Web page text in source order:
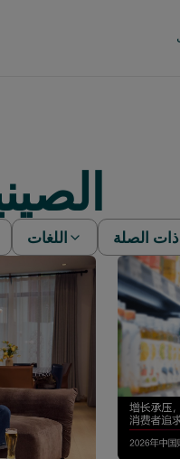
اللغات
الصينية (المبسطة)
الصينية (التقليدية)
الإنجليزية
الفرنسية
الكورية
البرتغالية
الإسبانية
ذات الصلة
الأطفال
التجميل
الموضة
خارجية
البنزين
الشراء
إلى نقابة